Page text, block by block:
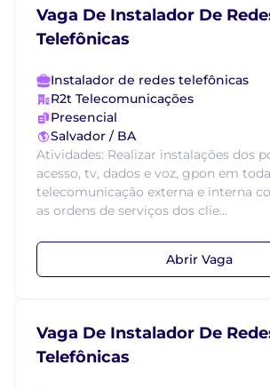
Vaga De Instalador De
Telefônicas
Instalador de redes telefônicas
R2t Telecomunicações
Presencial
Salvador / BA
Atividades: Realizar instalações dos
acesso, tv, dados e voz, gpon em
telecomunicação externa e interna
as ordens de serviços dos clie...
Abrir Vaga
Vaga De Instalador De
Telefônicas